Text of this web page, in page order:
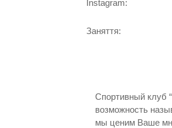
Instagram:
Заняття:
Спортивный клуб
возможность
мы ценим Ваше